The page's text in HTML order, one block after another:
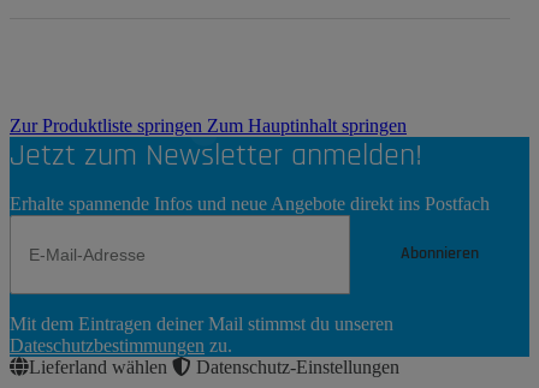
Zur Produktliste springen Zum Hauptinhalt springen
Jetzt zum Newsletter anmelden!
Erhalte spannende Infos und neue Angebote direkt ins Postfach
Abonnieren
Abonnieren
Mit dem Eintragen deiner Mail stimmst du unseren
Dateschutzbestimmungen zu.
Lieferland wählen
Datenschutz-Einstellungen